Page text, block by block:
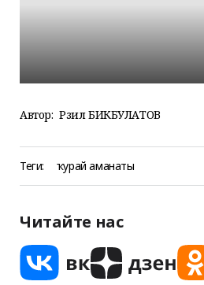
Автор: Рәзил БИКБУЛАТОВ
Теги: ҡурай аманаты
Читайте нас